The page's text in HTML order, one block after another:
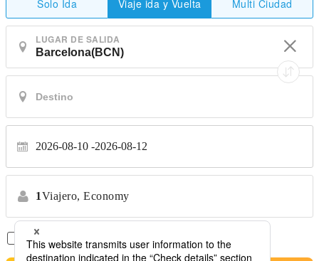
Solo Ida Viaje ida y Vuelta Multi Ciudad
LUGAR DE SALIDA
2026-08-10 2026-08-12
1Viajero, Economy
Solo Vuelos Directos *No se permiten transferencias